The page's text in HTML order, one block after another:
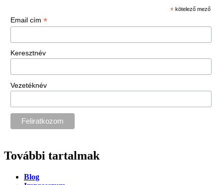
* kötelező mező
Email cím *
Keresztnév
Vezetéknév
További tartalmak
Blog